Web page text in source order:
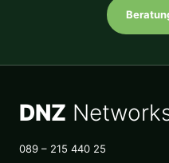
DNZ
089 – 215 440 25